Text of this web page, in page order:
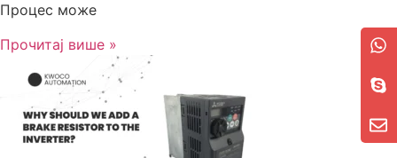
Процес може
Прочитај више »